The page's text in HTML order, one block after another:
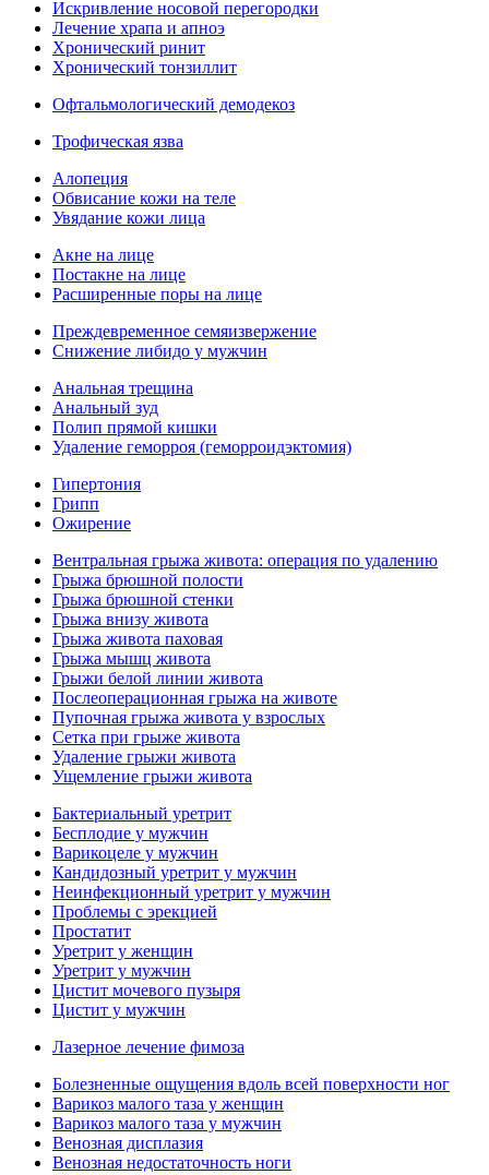
Искривление носовой перегородки
Лечение храпа и апноэ
Хронический ринит
Хронический тонзиллит
Офтальмологический демодекоз
Трофическая язва
Алопеция
Обвисание кожи на теле
Увядание кожи лица
Акне на лице
Постакне на лице
Расширенные поры на лице
Преждевременное семяизвержение
Снижение либидо у мужчин
Анальная трещина
Анальный зуд
Полип прямой кишки
Удаление геморроя (геморроидэктомия)
Гипертония
Грипп
Ожирение
Вентральная грыжа живота: операция по удалению
Грыжа брюшной полости
Грыжа брюшной стенки
Грыжа внизу живота
Грыжа живота паховая
Грыжа мышц живота
Грыжи белой линии живота
Послеоперационная грыжа на животе
Пупочная грыжа живота у взрослых
Сетка при грыже живота
Удаление грыжи живота
Ущемление грыжи живота
Бактериальный уретрит
Бесплодие у мужчин
Варикоцеле у мужчин
Кандидозный уретрит у мужчин
Неинфекционный уретрит у мужчин
Проблемы с эрекцией
Простатит
Уретрит у женщин
Уретрит у мужчин
Цистит мочевого пузыря
Цистит у мужчин
Лазерное лечение фимоза
Болезненные ощущения вдоль всей поверхности ног
Варикоз малого таза у женщин
Варикоз малого таза у мужчин
Венозная дисплазия
Венозная недостаточность ноги